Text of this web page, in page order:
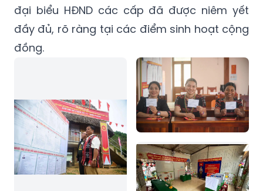
đại biểu HĐND các cấp đã được niêm yết
đầy đủ, rõ ràng tại các điểm sinh hoạt cộng
đồng.